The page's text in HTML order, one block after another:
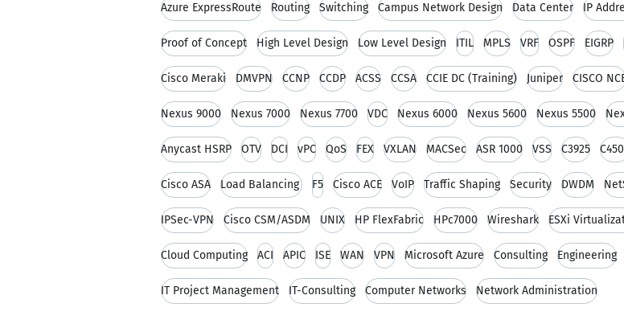
Azure ExpressRoute Routing Switching Campus Network Design Data Center IP
Proof of Concept High Level Design Low Level Design ITIL MPLS VRF OSPF EIGRP
Cisco Meraki DMVPN CCNP CCDP ACSS CCSA CCIE DC (Training) Juniper CISCO
Nexus 9000 Nexus 7000 Nexus 7700 VDC Nexus 6000 Nexus 5600 Nexus 5500
Anycast HSRP OTV DCI vPC QoS FEX VXLAN MACSec ASR 1000 VSS C3925
Cisco ASA Load Balancing F5 Cisco ACE VoIP Traffic Shaping Security DWDM
IPSec-VPN Cisco CSM/ASDM UNIX HP FlexFabric HPc7000 Wireshark ESXi
Cloud Computing ACI APIC ISE WAN VPN Microsoft Azure Consulting Engineering
IT Project Management IT-Consulting Computer Networks Network Administration